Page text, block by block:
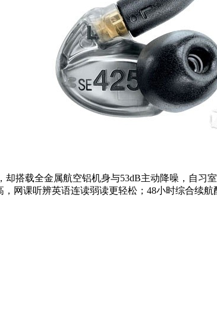
却搭载全金属航空铝机身与53dB主动降噪，自习
网课听辨英语连读弱读更轻松；48小时综合续